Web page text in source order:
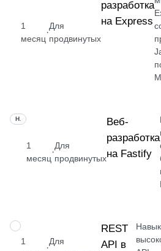
1
месяц
·
Для
продвинутых
разработка
на Express
НАВЫК
1
месяц
·
Для
продвинутых
Веб-
разработка
на Fastify
НАВЫК
1
·
Для
REST
API в